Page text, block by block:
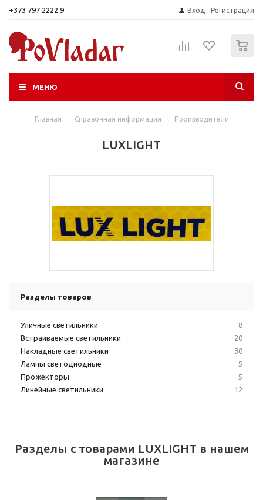
+373 797 2222 9 Вход Регистрация
МЕНЮ
Главная - Справочная информация - Производители
LUXLIGHT
Разделы товаров
Уличные светильники
8
Встраиваемые светильники
20
Накладные светильники
30
Лампы светодиодные
5
Прожекторы
5
Линейные светильники
12
Разделы с товарами LUXLIGHT в нашем
магазине